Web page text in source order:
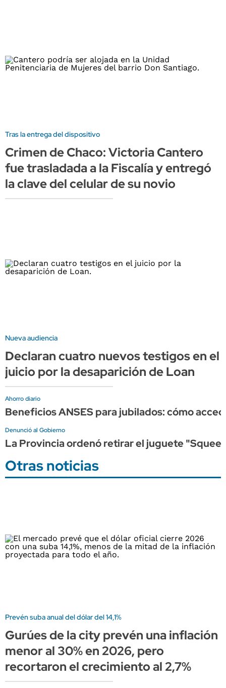
Tras la entrega del dispositivo
Crimen de Chaco: Victoria Cantero
fue trasladada a la Fiscalía y entregó
la clave del celular de su novio
Nueva audiencia
Declaran cuatro nuevos testigos en el
juicio por la desaparición de Loan
Ahorro diario
Beneficios ANSES para jubilados: cómo
Denunció al Gobierno
La Provincia ordenó retirar el juguete
Otras noticias
Prevén suba anual del dólar del 14,1%
Gurúes de la city prevén una inflación
menor al 30% en 2026, pero
recortaron el crecimiento al 2,7%